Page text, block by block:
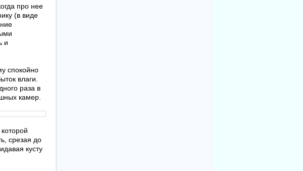
про нее
(в виде
и
спокойно
влаги.
раза в
камер.
срезая до
кусту